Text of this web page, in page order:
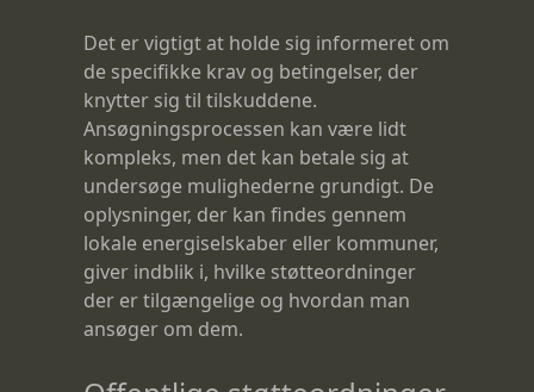
Det er vigtigt at holde sig informeret om
de specifikke krav og betingelser, der
knytter sig til tilskuddene.
Ansøgningsprocessen kan være lidt
kompleks, men det kan betale sig at
undersøge mulighederne grundigt. De
oplysninger, der kan findes gennem
lokale energiselskaber eller kommuner,
giver indblik i, hvilke støtteordninger
der er tilgængelige og hvordan man
ansøger om dem.